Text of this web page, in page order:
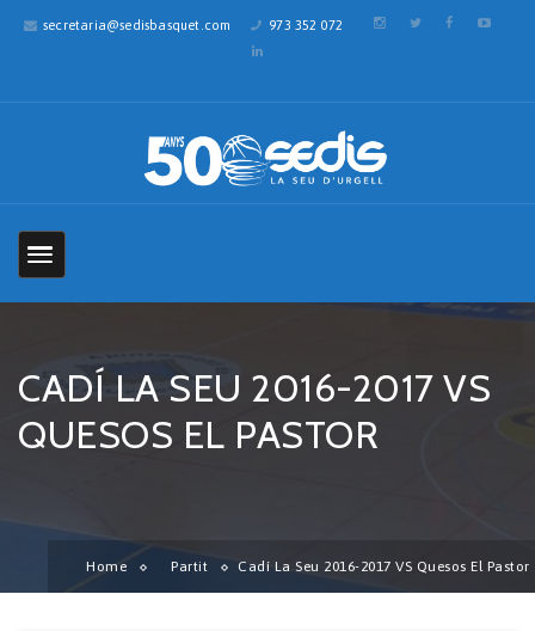
secretaria@sedisbasquet.com 973 352 072
CADÍ LA SEU 2016-2017 VS
QUESOS EL PASTOR
Home Partit Cadí La Seu 2016-2017 VS Quesos El Pastor